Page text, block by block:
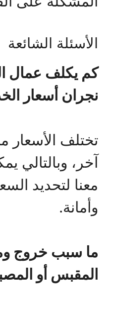
الأسئلة الشائعة
كم يكلف عمال
نجران أسعار
تختلف الأسعار
آخر، وبالتالي
معنا لتحديد
وأمانة.
ما سبب خروج
المقبس أو